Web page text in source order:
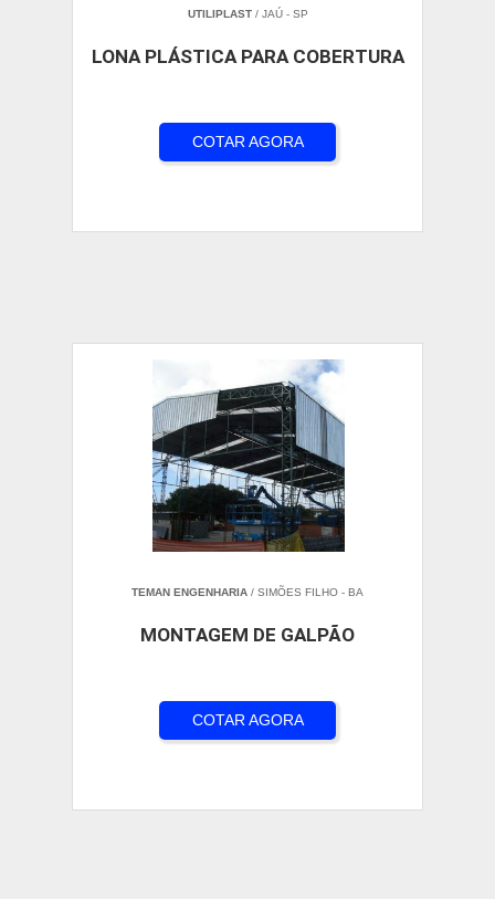
UTILIPLAST/ JAÚ - SP
LONA PLÁSTICA PARA COBERTURA
COTAR AGORA
TEMAN ENGENHARIA / SIMÕES FILHO - BA
MONTAGEM DE GALPÃO
COTAR AGORA